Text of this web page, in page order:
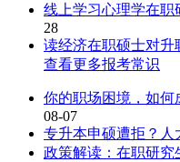
线上学习心理学在职
28
读经济在职硕士对升
查看更多报考常识
你的职场困境，如何
08-07
专升本申硕遭拒？人
政策解读：在职研究